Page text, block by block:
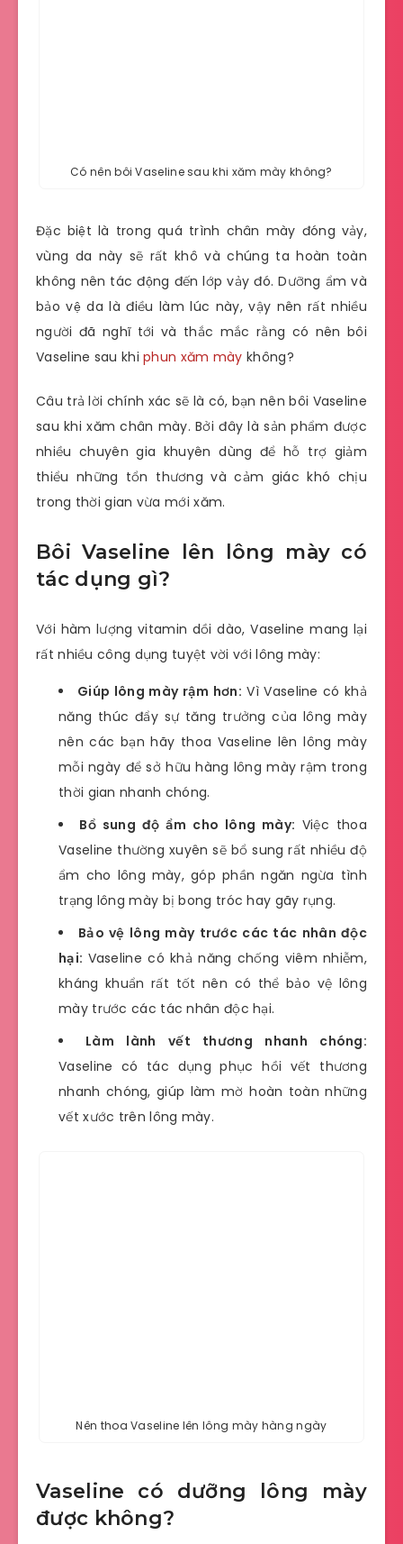
Có nên bôi Vaseline sau khi xăm mày không?
Đặc biệt là trong quá trình chân mày đóng vảy,
vùng da này sẽ rất khô và chúng ta hoàn toàn
không nên tác động đến lớp vảy đó. Dưỡng ẩm và
bảo vệ da là điều làm lúc này, vậy nên rất nhiều
người đã nghĩ tới và thắc mắc rằng có nên bôi
Vaseline sau khiphun xăm mày không?
Câu trả lời chính xác sẽ là có, bạn nên bôi Vaseline
sau khi xăm chân mày. Bởi đây là sản phẩm được
nhiều chuyên gia khuyên dùng để hỗ trợ giảm
thiểu những tổn thương và cảm giác khó chịu
trong thời gian vừa mới xăm.
Bôi Vaseline lên lông mày có
tác dụng gì?
Với hàm lượng vitamin dồi dào, Vaseline mang lại
rất nhiều công dụng tuyệt vời với lông mày:
Giúp lông mày rậm hơn: Vì Vaseline có khả
năng thúc đẩy sự tăng trưởng của lông mày
nên các bạn hãy thoa Vaseline lên lông mày
mỗi ngày để sở hữu hàng lông mày rậm trong
thời gian nhanh chóng.
Bổ sung độ ẩm cho lông mày: Việc thoa
Vaseline thường xuyên sẽ bổ sung rất nhiều độ
ẩm cho lông mày, góp phần ngăn ngừa tình
trạng lông mày bị bong tróc hay gãy rụng.
Bảo vệ lông mày trước các tác nhân độc
hại: Vaseline có khả năng chống viêm nhiễm,
kháng khuẩn rất tốt nên có thể bảo vệ lông
mày trước các tác nhân độc hại.
Làm lành vết thương nhanh chóng:
Vaseline có tác dụng phục hồi vết thương
nhanh chóng, giúp làm mờ hoàn toàn những
vết xước trên lông mày.
Nên thoa Vaseline lên lông mày hàng ngày
Vaseline có dưỡng lông mày
được không?